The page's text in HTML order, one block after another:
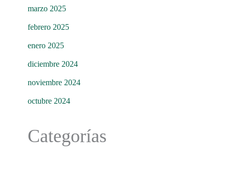
marzo 2025
febrero 2025
enero 2025
diciembre 2024
noviembre 2024
octubre 2024
Categorías